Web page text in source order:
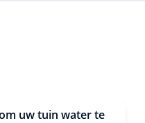
uw tuin water te